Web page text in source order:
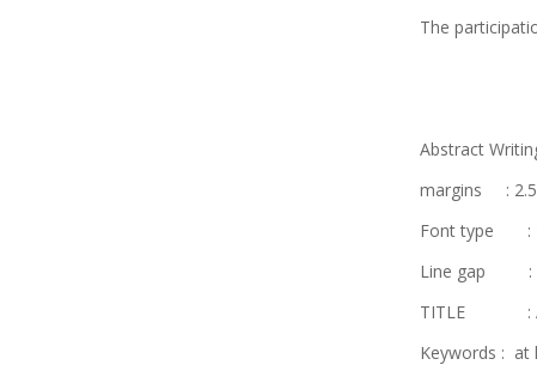
The
Abstract
margins :
Font type :
Line gap :
TITLE : All
Keywords : at